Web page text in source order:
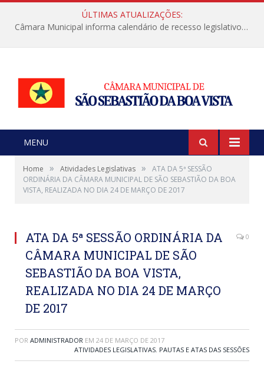
ÚLTIMAS ATUALIZAÇÕES:
Câmara Municipal informa calendário de recesso legislativo de julho
MENU
Home » Atividades Legislativas »
ATA DA 5ª SESSÃO
ORDINÁRIA DA CÂMARA MUNICIPAL DE SÃO SEBASTIÃO DA BOA
VISTA, REALIZADA NO DIA 24 DE MARÇO DE 2017
ATA DA 5ª SESSÃO ORDINÁRIA DA
CÂMARA MUNICIPAL DE SÃO
SEBASTIÃO DA BOA VISTA,
REALIZADA NO DIA 24 DE MARÇO
DE 2017
0
POR ADMINISTRADOR EM 24 DE MARÇO DE 2017
ATIVIDADES LEGISLATIVAS, PAUTAS E ATAS DAS SESSÕES